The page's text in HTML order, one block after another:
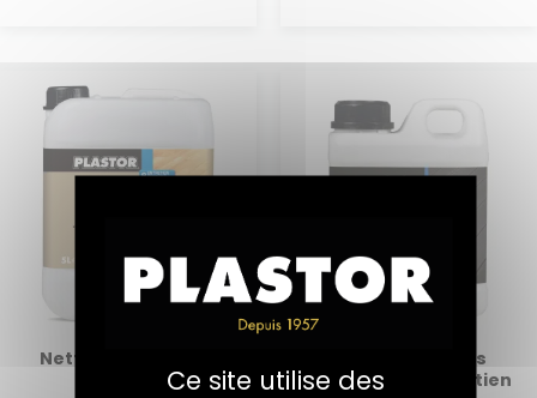
Nettoyant Matériel
Entretien
Rénovateur Bois
Composites Entretien
Ce site utilise des